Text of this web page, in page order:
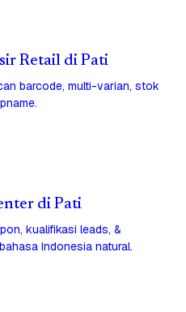
Retail di Pati
barcode, multi-varian, stok
di Pati
kualifikasi leads, &
Indonesia natural.